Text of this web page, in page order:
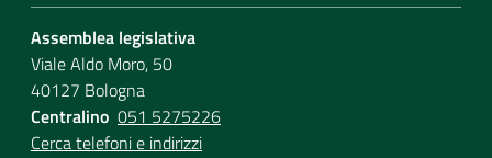
Assemblea legislativa
Viale Aldo Moro, 50
40127 Bologna
Centralino 051 5275226
Cerca telefoni e indirizzi